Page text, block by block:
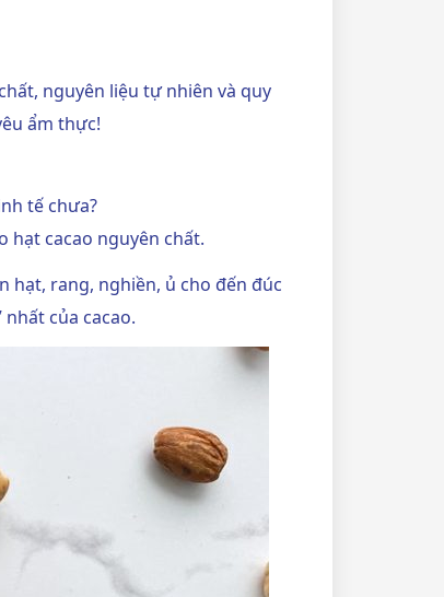
nguyên liệu tự nhiên và quy
ẩm thực!
tế chưa?
hạt cacao nguyên chất.
hạt, rang, nghiền, ủ cho đến đúc
của cacao.